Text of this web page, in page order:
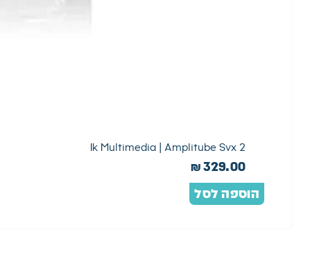
Ik Multimedia | Amplitube Svx 2
₪329.00
הוספה לסל